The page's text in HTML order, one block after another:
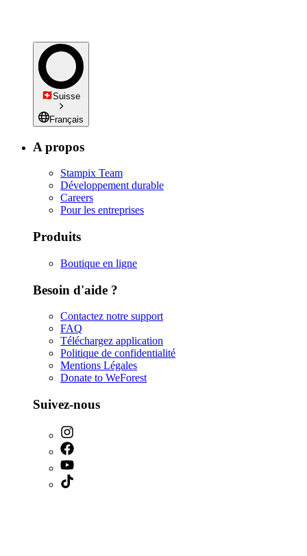
Suisse
Français
A propos
Stampix Team
Développement durable
Careers
Pour les entreprises
Produits
Boutique en ligne
Besoin d'aide ?
Contactez notre support
FAQ
Téléchargez application
Politique de confidentialité
Mentions Légales
Donate to WeForest
Suivez-nous